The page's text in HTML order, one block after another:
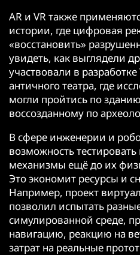
AR и VR также
истории, где цифровая
«восстановить»
увидеть, как выглядели
участвовали в разработке
античного театра, где
могли пройтись по
воссозданному по
В сфере инженерии и
возможность
механизмы ещё до их
Это экономит ресурсы и
Например, проект
позволил испытать
симулированной среде,
навигацию, реакцию на
затрат на реальные